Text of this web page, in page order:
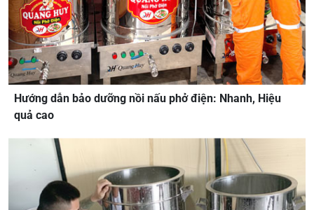
Hướng dẫn bảo dưỡng nồi nấu phở điện: Nhanh, Hiệu
quả cao